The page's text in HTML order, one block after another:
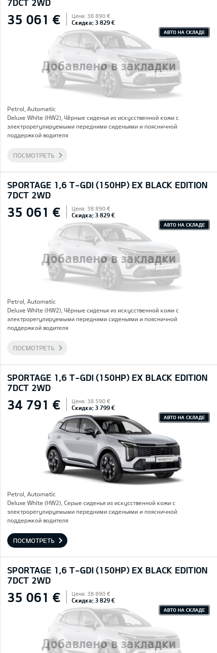
7DCT 2WD
Добавлено в закладки
35 061 € Цена: 38 890 €
Скидка: 3 829 €
АВТО НА СКЛАДЕ
Petrol, Automatic
Deluxe White (HW2), Чёрные сиденья из искусственной кожи с
электрорегулируемыми передними сиденьями и поясничной
поддержкой водителя
ПОСМОТРЕТЬ
SPORTAGE 1,6 T-GDI (150HP) EX BLACK EDITION
7DCT 2WD
Добавлено в закладки
35 061 € Цена: 38 890 €
Скидка: 3 829 €
АВТО НА СКЛАДЕ
Petrol, Automatic
Deluxe White (HW2), Чёрные сиденья из искусственной кожи с
электрорегулируемыми передними сиденьями и поясничной
поддержкой водителя
ПОСМОТРЕТЬ
SPORTAGE 1,6 T-GDI (150HP) EX BLACK EDITION
7DCT 2WD
34 791 € Цена: 38 590 €
Скидка: 3 799 €
АВТО НА СКЛАДЕ
Petrol, Automatic
Deluxe White (HW2), Серые сиденья из искусственной кожи с
электрорегулируемыми передними сиденьями и поясничной
поддержкой водителя
ПОСМОТРЕТЬ
SPORTAGE 1,6 T-GDI (150HP) EX BLACK EDITION
7DCT 2WD
Добавлено в закладки
35 061 € Цена: 38 890 €
Скидка: 3 829 €
АВТО НА СКЛАДЕ